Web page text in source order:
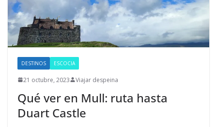
DESTINOS ESCOCIA
21 octubre, 2023 Viajar despeina
Qué ver en Mull: ruta hasta
Duart Castle